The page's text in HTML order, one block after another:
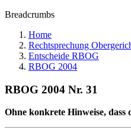
Breadcrumbs
Home
Rechtsprechung
Entscheide RBOG
RBOG 2004
RBOG 2004 Nr. 31
Ohne konkrete Hinweise,